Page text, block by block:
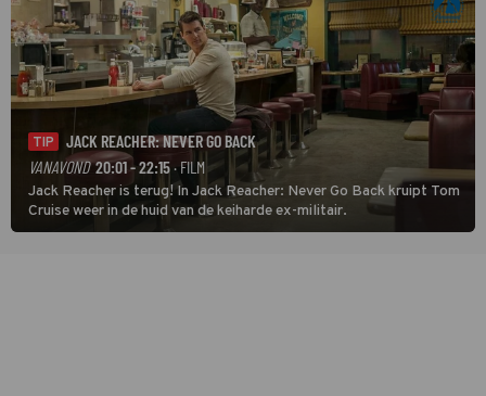
TIP
JACK REACHER: NEVER GO BACK
VANAVOND 20:01 - 22:15· FILM
Jack Reacher is terug! In Jack Reacher: Never Go Back kruipt Tom
Cruise weer in de huid van de keiharde ex-militair.